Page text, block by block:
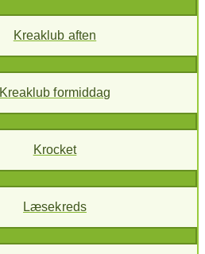
Kreaklub aften
Kreaklub formiddag
Krocket
Læsekreds